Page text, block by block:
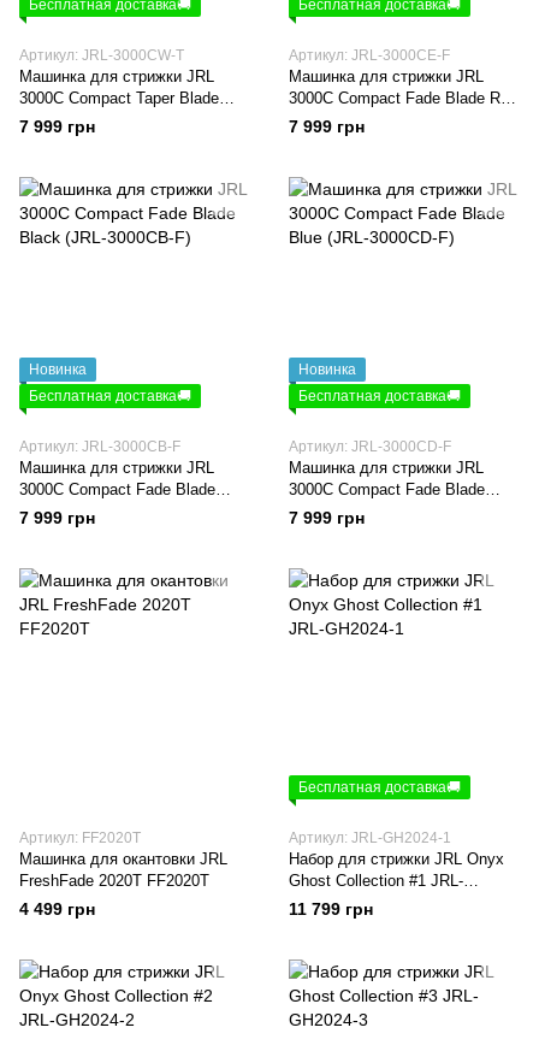
Бесплатная доставка🚚
Артикул: JRL-3000CW-T
Машинка для стрижки JRL
3000C Compact Taper Blade
White (JRL-3000CW-T)
7 999 грн
Бесплатная доставка🚚
Артикул: JRL-3000CE-F
Машинка для стрижки JRL
3000C Compact Fade Blade Red
(JRL-3000CE-F)
7 999 грн
Новинка
Бесплатная доставка🚚
Артикул: JRL-3000CB-F
Машинка для стрижки JRL
3000C Compact Fade Blade
Black (JRL-3000CB-F)
7 999 грн
Новинка
Бесплатная доставка🚚
Артикул: JRL-3000CD-F
Машинка для стрижки JRL
3000C Compact Fade Blade
Blue (JRL-3000CD-F)
7 999 грн
Артикул: FF2020T
Машинка для окантовки JRL
FreshFade 2020T FF2020T
4 499 грн
Бесплатная доставка🚚
Артикул: JRL-GH2024-1
Набор для стрижки JRL Onyx
Ghost Collection #1 JRL-
GH2024-1
11 799 грн